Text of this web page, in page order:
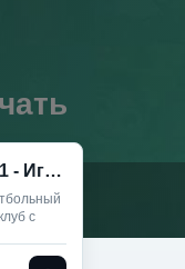
Soccer Manager 2021 - Игра футбольного менеджера (Без рекламы)
с